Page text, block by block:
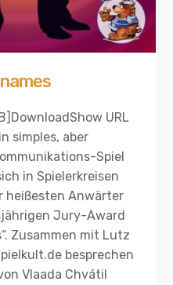
URL
simples, aber
Spiel
in Spielerkreisen
heißesten Anwärter
Jury-Award
Zusammen mit Lutz
besprechen
Vlaada Chvátil